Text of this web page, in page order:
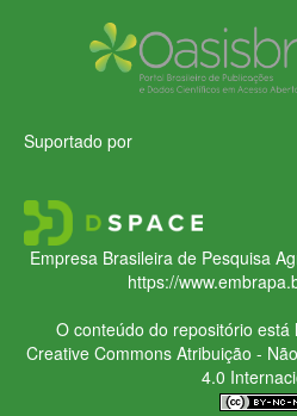
Suportado por
Empresa Brasileira de Pesquisa
https://
O conteúdo do repositório está
Creative CommonsAtribuição -
4.0